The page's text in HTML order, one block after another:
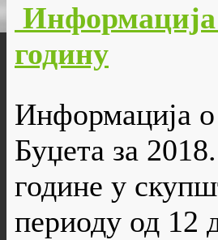
Информација
годину
Информација
Буџета за
године у
периоду од 12